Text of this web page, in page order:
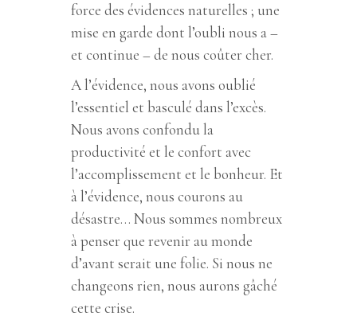
force des évidences naturelles ; une
mise en garde dont l’oubli nous a –
et continue – de nous coûter cher.
A l’évidence, nous avons oublié
l’essentiel et basculé dans l’excès.
Nous avons confondu la
productivité et le confort avec
l’accomplissement et le bonheur. Et
à l’évidence, nous courons au
désastre… Nous sommes nombreux
à penser que revenir au monde
d’avant serait une folie. Si nous ne
changeons rien, nous aurons gâché
cette crise.